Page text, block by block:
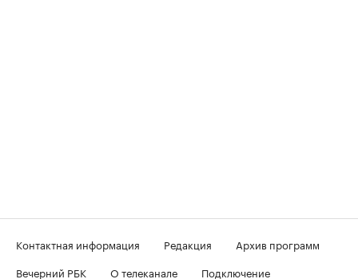
Контактная информация Редакция
Архив программ
Вечерний РБК
О телеканале
Подключение